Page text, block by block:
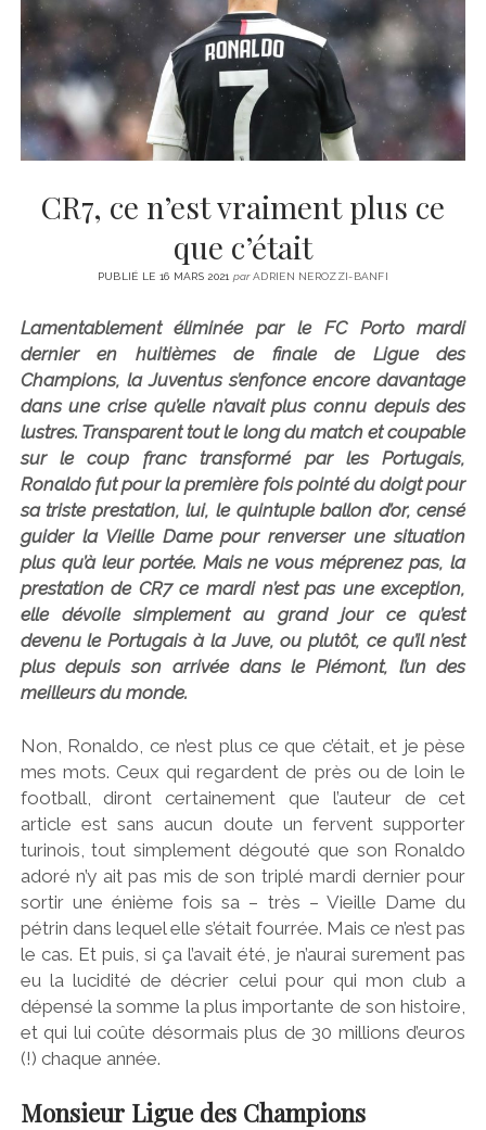
CINÉMA
LITTÉRATURE
ÉCONOMIE
SPORT
MÉDIAS
SANTÉ
instagram
email email-
form
CR7, ce n’est vraiment plus ce
que c’était
PUBLIÉ LE 16 MARS 2021 parADRIEN NEROZZI-BANFI
Lamentablement éliminée par le FC Porto mardi
dernier en huitièmes de finale de Ligue des
Champions, la Juventus s’enfonce encore davantage
dans une crise qu’elle n’avait plus connu depuis des
lustres. Transparent tout le long du match et coupable
sur le coup franc transformé par les Portugais,
Ronaldo fut pour la première fois pointé du doigt pour
sa triste prestation, lui, le quintuple ballon d’or, censé
guider la Vieille Dame pour renverser une situation
plus qu’à leur portée. Mais ne vous méprenez pas, la
prestation de CR7 ce mardi n’est pas une exception,
elle dévoile simplement au grand jour ce qu’est
devenu le Portugais à la Juve, ou plutôt, ce qu’il n’est
plus depuis son arrivée dans le Piémont, l’un des
meilleurs du monde.
Non, Ronaldo, ce n’est plus ce que c’était, et je pèse
mes mots. Ceux qui regardent de près ou de loin le
football, diront certainement que l’auteur de cet
article est sans aucun doute un fervent supporter
turinois, tout simplement dégouté que son Ronaldo
adoré n’y ait pas mis de son triplé mardi dernier pour
sortir une énième fois sa – très – Vieille Dame du
pétrin dans lequel elle s’était fourrée. Mais ce n’est pas
le cas. Et puis, si ça l’avait été, je n’aurai surement pas
eu la lucidité de décrier celui pour qui mon club a
dépensé la somme la plus importante de son histoire,
et qui lui coûte désormais plus de 30 millions d’euros
(!) chaque année.
Monsieur Ligue des Champions